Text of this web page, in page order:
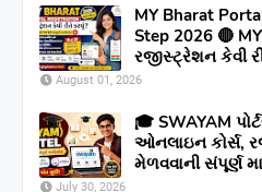
MY Bharat
Step 2026 🔴
રજીસ્ટ્રેશન કેવી
August 01, 2026
🎓 SWAYAM
ઓનલાઇન કોર્સ,
મેળવવાની સંપૂર્ણ
July 30, 2026